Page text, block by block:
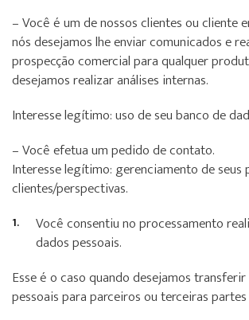
– Você é um de nossos clientes ou cliente
nós desejamos lhe enviar comunicados e
prospecção comercial para qualquer
desejamos realizar análises internas.
Interesse legítimo: uso de seu banco de
– Você efetua um pedido de contato.
Interesse legítimo: gerenciamento de seus
clientes/perspectivas.
Você consentiu no processamento
dados pessoais.
Esse é o caso quando desejamos
pessoais para parceiros ou terceiras